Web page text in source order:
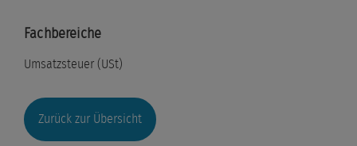
Fachbereiche
Umsatzsteuer (USt)
Zurück zur Übersicht